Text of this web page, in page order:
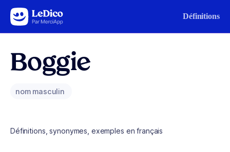
Aller au contenu Définitions
Boggie
nom masculin
Définitions, synonymes, exemples en français